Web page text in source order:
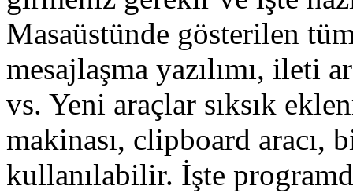
Masaüstünde gösterilen
mesajlaşma yazılımı, ileti
vs. Yeni araçlar sıksık
makinası, clipboard
kullanılabilir. İşte